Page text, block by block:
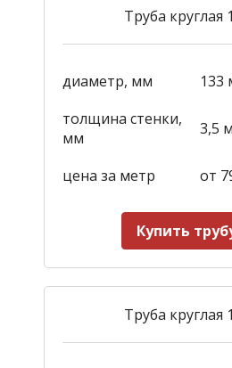
Труба круглая
диаметр, мм
133
толщина стенки,
мм
3,5
цена за метр от
Купить
Труба круглая